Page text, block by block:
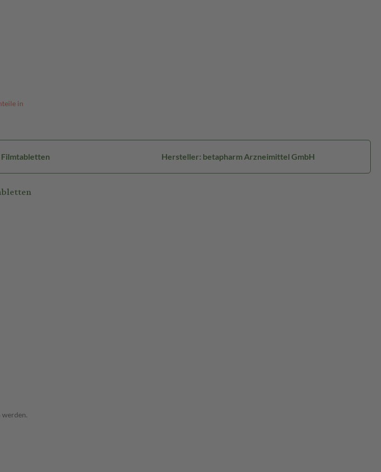
in
Hersteller: betapharm Arzneimittel GmbH